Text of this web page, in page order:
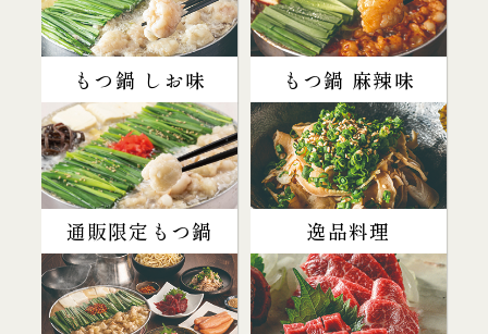
もつ鍋 しお味 もつ鍋 麻辣味
通販限定もつ鍋 逸品料理